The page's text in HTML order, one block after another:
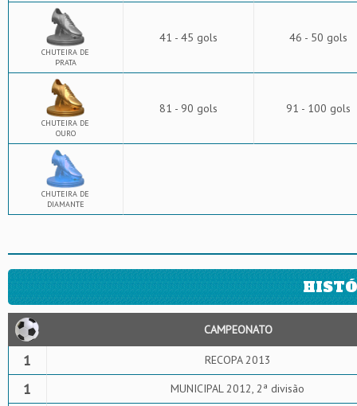
CHUTEIRA DE
PRATA
41 - 45 gols 46 - 50 gols
CHUTEIRA DE
OURO
81 - 90 gols 91 - 100 gols
CHUTEIRA DE
DIAMANTE
CAMPEONATO
1 RECOPA 2013
1 MUNICIPAL 2012, 2ª divisão